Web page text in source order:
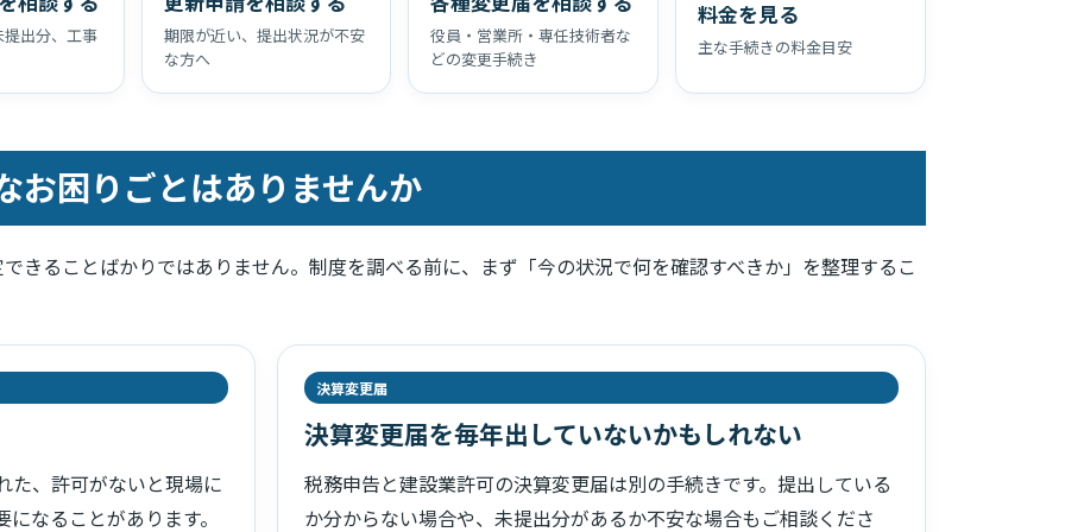
出分、工事
期限が近い、提出状況が不安
な方へ
役員・営業所・専任技術者な
どの変更手続き
料金を見る
主な手続きの料金目安
お困りごとはありませんか
きることばかりではありません。制度を調べる前に、まず「今の状況で何を確認すべきか」を整理するこ
た、許可がないと現場に
なることがあります。
決算変更届
決算変更届を毎年出していないかもしれない
税務申告と建設業許可の決算変更届は別の手続きです。提出している
か分からない場合や、未提出分があるか不安な場合もご相談くださ